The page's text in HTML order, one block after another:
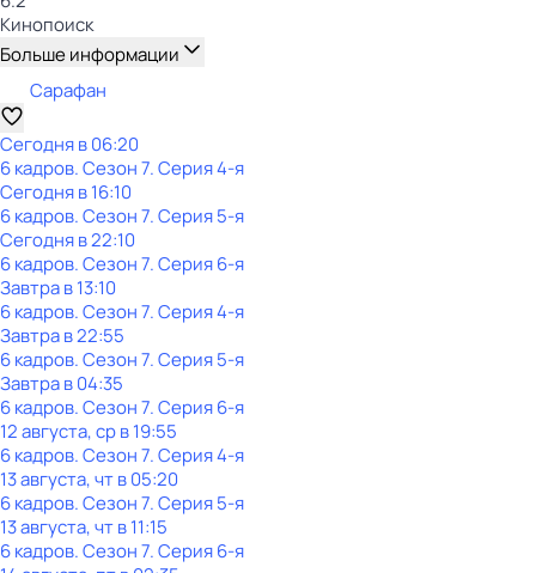
Кинопоиск
Больше информации
Сарафан
Сегодня в 06:20
6 кадров. Сезон 7. Серия 4-я
Сегодня в 16:10
6 кадров. Сезон 7. Серия 5-я
Сегодня в 22:10
6 кадров. Сезон 7. Серия 6-я
Завтра в 13:10
6 кадров. Сезон 7. Серия 4-я
Завтра в 22:55
6 кадров. Сезон 7. Серия 5-я
Завтра в 04:35
6 кадров. Сезон 7. Серия 6-я
12 августа, ср в 19:55
6 кадров. Сезон 7. Серия 4-я
13 августа, чт в 05:20
6 кадров. Сезон 7. Серия 5-я
13 августа, чт в 11:15
6 кадров. Сезон 7. Серия 6-я